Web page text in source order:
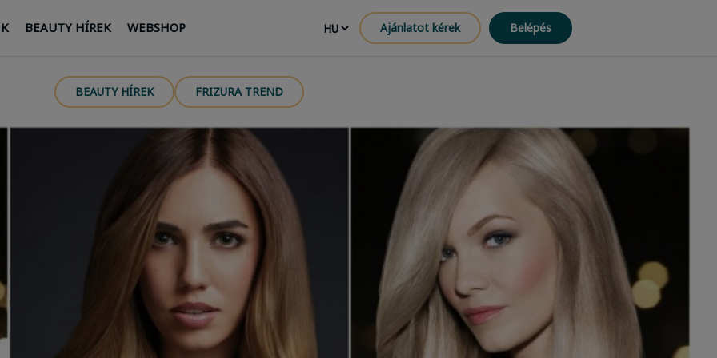
BEAUTY HÍREK WEBSHOP Ajánlatot kérek Belépés
BEAUTY HÍREK FRIZURA TREND